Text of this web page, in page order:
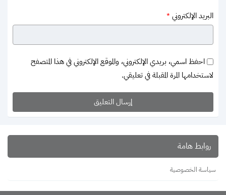
البريد الإلكتروني *
احفظ اسمي، بريدي الإلكتروني، والموقع الإلكتروني في هذا المتصفح
لاستخدامها المرة المقبلة في تعليقي.
روابط هامة
سياسة الخصوصية